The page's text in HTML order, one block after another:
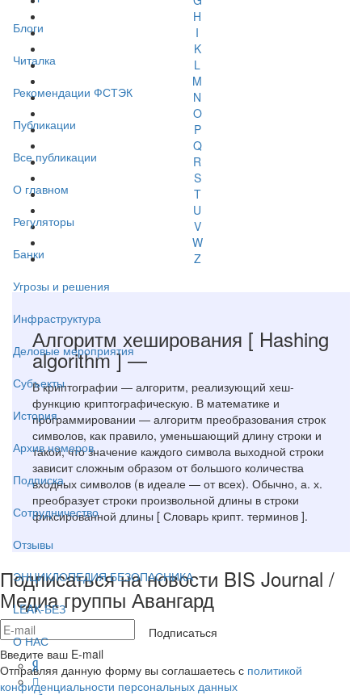
Блоги
Читалка
Рекомендации ФСТЭК
Публикации
Все публикации
О главном
Регуляторы
Банки
Угрозы и решения
Инфраструктура
Деловые мероприятия
Субъекты
История
Архив номеров
Подписка
Сотрудничество
Отзывы
ЭНЦИКЛОПЕДИЯ БЕЗОПАСНИКА
LEAK-БЕЗ
О НАС
H
I
K
L
M
N
O
P
Q
R
S
T
U
V
W
Z
Алгоритм хеширования [ Hashing
algorithm ]—
В криптографии — алгоритм, реализующий хеш-
функцию криптографическую. В математике и
программировании — алгоритм преобразования строк
символов, как правило, уменьшающий длину строки и
такой, что значение каждого символа выходной строки
зависит сложным образом от большого количества
входных символов (в идеале — от всех). Обычно, а. х.
преобразует строки произвольной длины в строки
фиксированной длины [ Словарь крипт. терминов ].
Подписаться на новости BIS Journal /
Медиа группы Авангард
Подписаться
Введите ваш E-mail
Отправляя данную форму вы соглашаетесь с политикой
конфиденциальности персональных данных